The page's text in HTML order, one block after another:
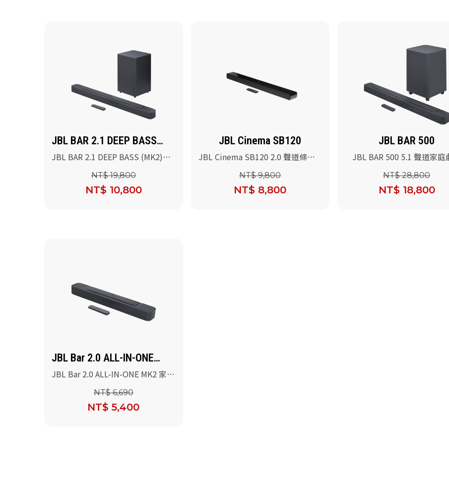
JBL BAR 2.1 DEEP BASS
(MK2)
JBL BAR 2.1 DEEP BASS (MK2)
2.1 聲道家庭劇院喇叭
NT$ 19,800
NT$ 10,800
JBL Cinema SB120
JBL Cinema SB120 2.0 聲道條型
NT$ 9,800
NT$ 8,800
JBL BAR 500
JBL BAR 500 5.1 聲道家庭
NT$ 28,800
NT$ 18,800
JBL Bar 2.0 ALL-IN-ONE
MK2
JBL Bar 2.0 ALL-IN-ONE MK2 家庭
NT$ 6,690
NT$ 5,400